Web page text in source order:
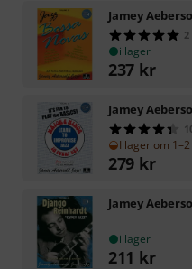
Jamey
2
i lager
237 kr
Jamey
I lager om
279 kr
Jamey
i lager
211 kr